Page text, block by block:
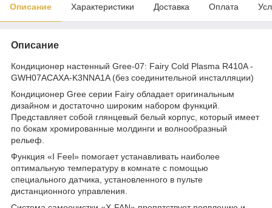
Описание Характеристики Доставка Оплата
Описание
Кондиционер настенный Gree-07: Fairy Cold Plasma R410A -
GWH07ACAXA-K3NNA1A (без соединительной инсталляции)
Кондиционер Gree серии Fairy обладает оригинальным
дизайном и достаточно широким набором функций.
Представляет собой глянцевый белый корпус, который имеет
по бокам хромированные молдинги и волнообразный
рельеф.
Функция «I Feel» помогает устанавливать наиболее
оптимальную температуру в комнате с помощью
специального датчика, установленного в пульте
дистанционного управления.